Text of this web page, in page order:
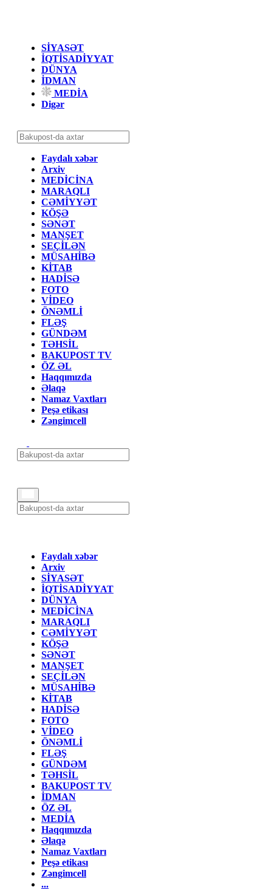
SİYASƏT
İQTİSADİYYAT
DÜNYA
İDMAN
MEDİA
Digər
Faydalı xəbər
Arxiv
MEDİCİNA
MARAQLI
CƏMİYYƏT
KÖŞƏ
SƏNƏT
MANŞET
SEÇİLƏN
MÜSAHİBƏ
KİTAB
HADİSƏ
FOTO
VİDEO
ÖNƏMLİ
FLƏŞ
GÜNDƏM
TƏHSİL
BAKUPOST TV
ÖZ ƏL
Haqqımızda
Əlaqə
Namaz Vaxtları
Peşə etikası
Zəngimcell
Faydalı xəbər
Arxiv
SİYASƏT
İQTİSADİYYAT
DÜNYA
MEDİCİNA
MARAQLI
CƏMİYYƏT
KÖŞƏ
SƏNƏT
MANŞET
SEÇİLƏN
MÜSAHİBƏ
KİTAB
HADİSƏ
FOTO
VİDEO
ÖNƏMLİ
FLƏŞ
GÜNDƏM
TƏHSİL
BAKUPOST TV
İDMAN
ÖZ ƏL
MEDİA
Haqqımızda
Əlaqə
Namaz Vaxtları
Peşə etikası
Zəngimcell
...